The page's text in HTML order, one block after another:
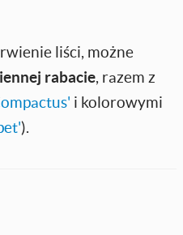
liści, możne
rabacie, razem z
i kolorowymi
).